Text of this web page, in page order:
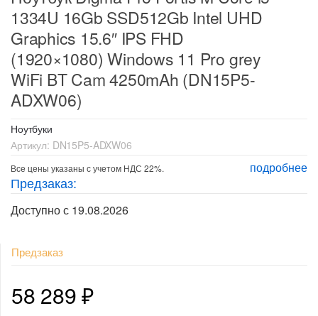
1334U 16Gb SSD512Gb Intel UHD
Graphics 15.6″ IPS FHD
(1920×1080) Windows 11 Pro grey
WiFi BT Cam 4250mAh (DN15P5-
ADXW06)
Ноутбуки
Артикул: DN15P5-ADXW06
подробнее
Все цены указаны с учетом НДС 22%.
Предзаказ:
Доступно с 19.08.2026
Предзаказ
58 289₽